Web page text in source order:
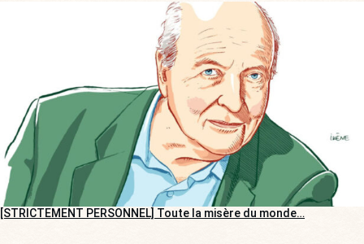
[STRICTEMENT PERSONNEL] Toute la misère du monde…